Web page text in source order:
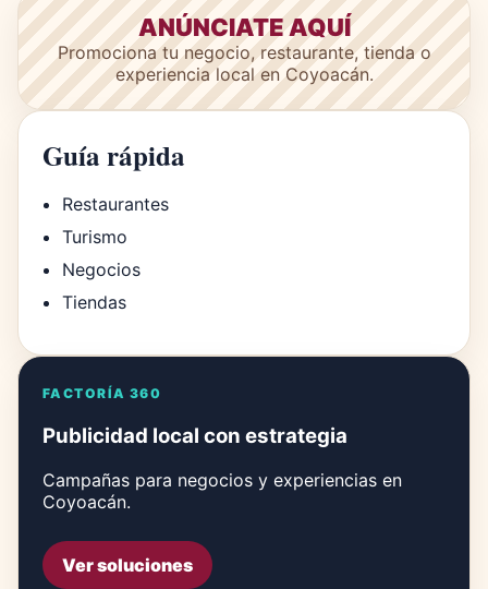
ANÚNCIATE AQUÍ
Promociona tu negocio, restaurante, tienda o
experiencia local en Coyoacán.
Guía rápida
Restaurantes
Turismo
Negocios
Tiendas
FACTORÍA 360
Publicidad local con estrategia
Campañas para negocios y experiencias en
Coyoacán.
Ver soluciones